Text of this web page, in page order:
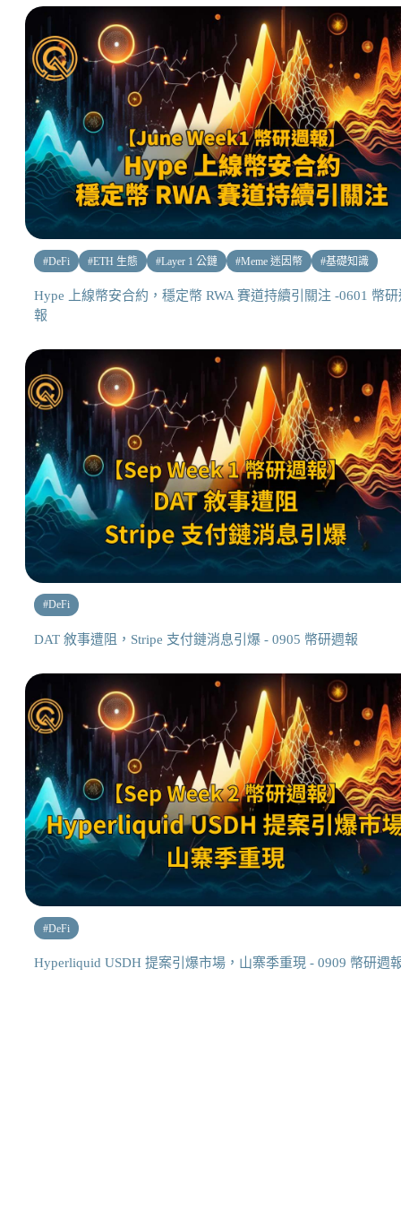
#DeFi #ETH 生態 #Layer 1 公鏈 #Meme 迷因幣 #基礎知識
Hype 上線幣安合約，穩定幣 RWA 賽道持續引關注 -0601 幣研
報
#DeFi
DAT 敘事遭阻，Stripe 支付鏈消息引爆 - 0905 幣研週報
#DeFi
Hyperliquid USDH 提案引爆市場，山寨季重現 - 0909 幣研週